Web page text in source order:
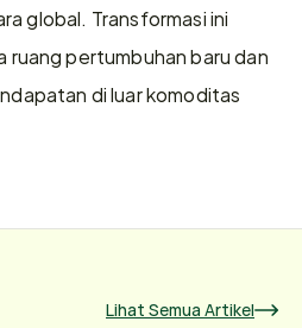
global. Transformasi ini
ruang pertumbuhan baru dan
di luar komoditas
Lihat Semua Artikel